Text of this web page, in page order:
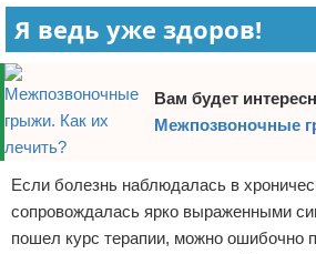
Я ведь уже здоров!
Вам будет
Межпозвоночные
Если болезнь наблюдалась в
сопровождалась ярко выраженными
пошел курс терапии, можно ошибочно